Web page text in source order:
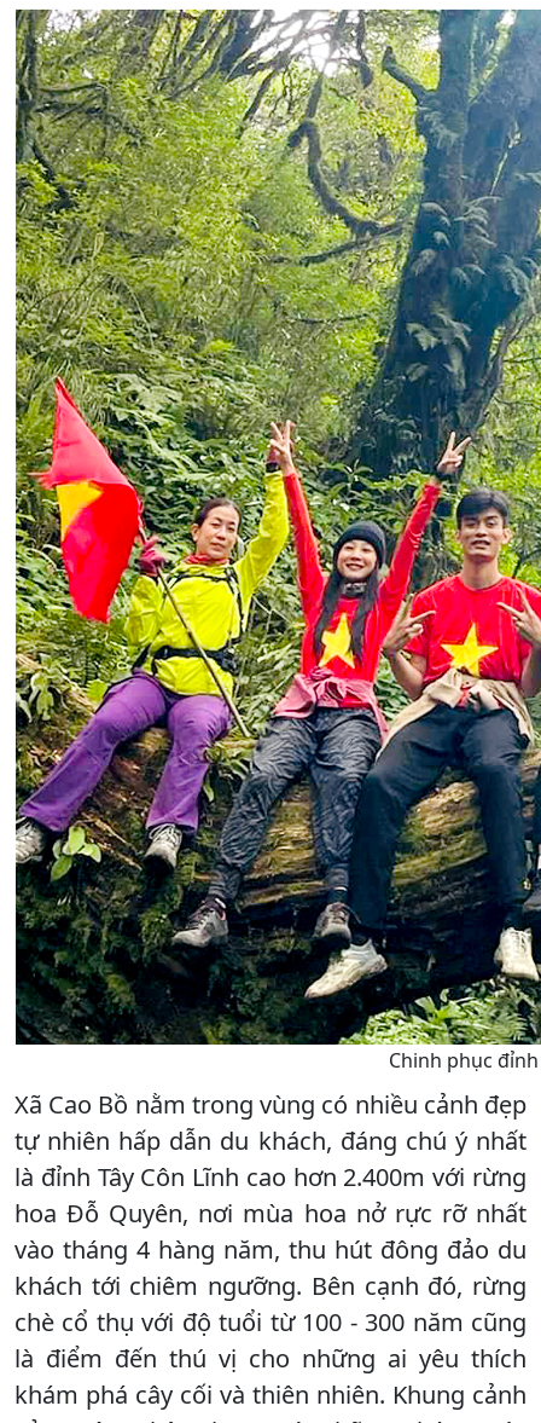
Chinh phục
Xã Cao Bồ nằm trong vùng có nhiều cảnh đẹp
tự nhiên hấp dẫn du khách, đáng chú ý nhất
là đỉnh Tây Côn Lĩnh cao hơn 2.400m với rừng
hoa Đỗ Quyên, nơi mùa hoa nở rực rỡ nhất
vào tháng 4 hàng năm, thu hút đông đảo du
khách tới chiêm ngưỡng. Bên cạnh đó, rừng
chè cổ thụ với độ tuổi từ 100 - 300 năm cũng
là điểm đến thú vị cho những ai yêu thích
khám phá cây cối và thiên nhiên. Khung cảnh